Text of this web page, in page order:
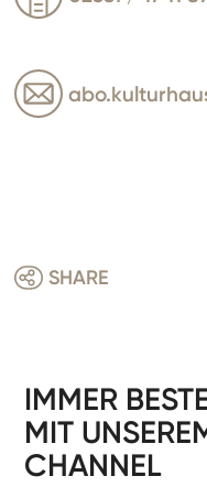
SHARE
IMMER
MIT
CHANNEL